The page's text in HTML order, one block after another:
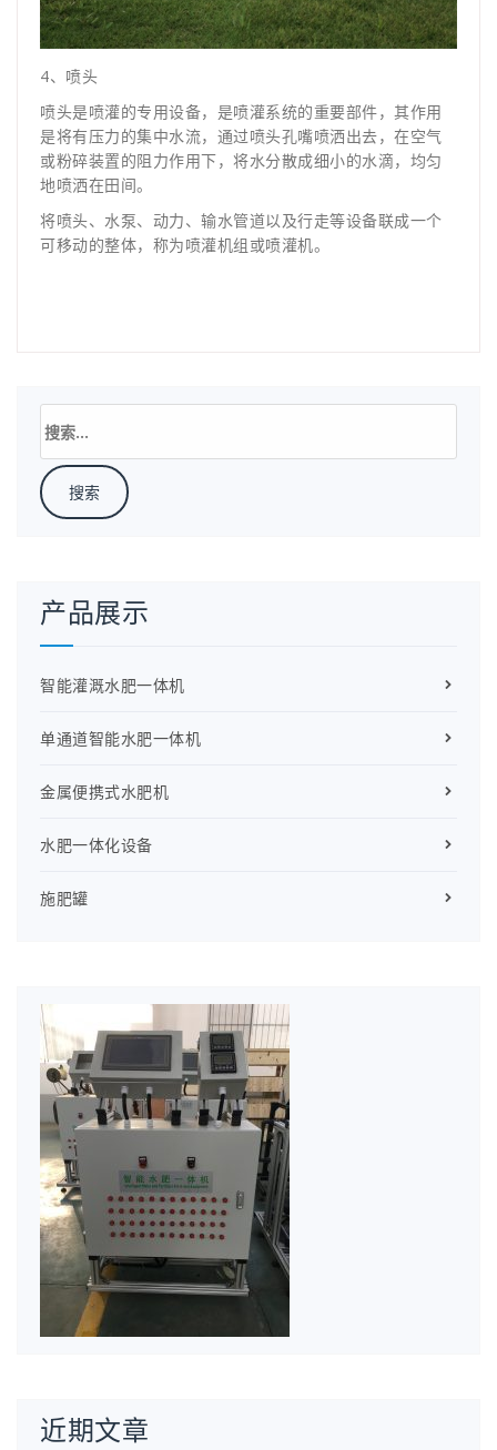
4、喷头
喷头是喷灌的专用设备，是喷灌系统的重要部件，其作用
是将有压力的集中水流，通过喷头孔嘴喷洒出去，在空气
或粉碎装置的阻力作用下，将水分散成细小的水滴，均匀
地喷洒在田间。
将喷头、水泵、动力、输水管道以及行走等设备联成一个
可移动的整体，称为喷灌机组或喷灌机。
索：
产品展示
智能灌溉水肥一体机
单通道智能水肥一体机
金属便携式水肥机
水肥一体化设备
施肥罐
近期文章